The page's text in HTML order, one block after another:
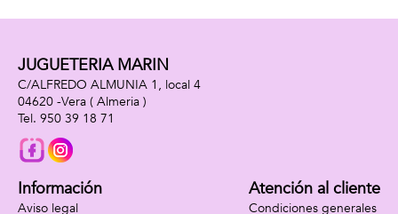
JUGUETERIA MARIN
C/ALFREDO ALMUNIA 1, local 4
04620 -Vera ( Almeria )
950 39 18 71
Información
Aviso legal
Atención al cliente
Condiciones generales